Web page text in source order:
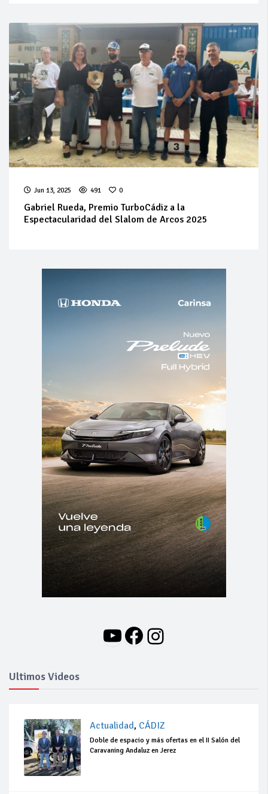
Jun 13, 2025 491 0
Gabriel Rueda, Premio TurboCádiz a la
Espectacularidad del Slalom de Arcos 2025
YouTube
Facebook
Instagram
Ultimos Videos
Actualidad, CÁDIZ
Doble de espacio y más ofertas en el II Salón del
Caravaning Andaluz en Jerez